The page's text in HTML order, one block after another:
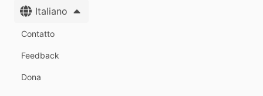
Italiano
Contatto
Feedback
Dona